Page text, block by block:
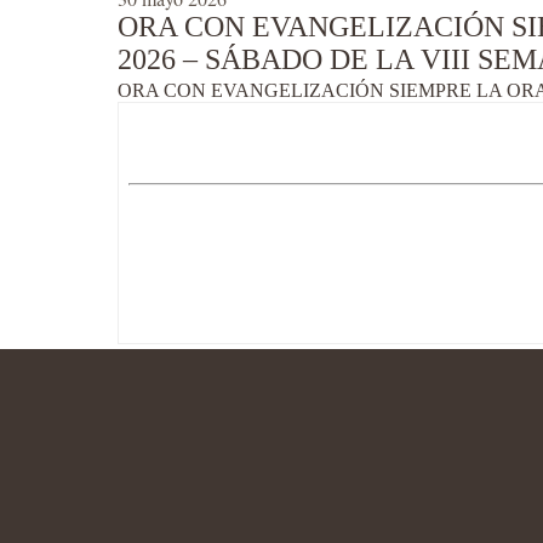
ORA CON EVANGELIZACIÓN
2026 – SÁBADO DE LA VIII
ORA CON EVANGELIZACIÓN SIEMPRE LA